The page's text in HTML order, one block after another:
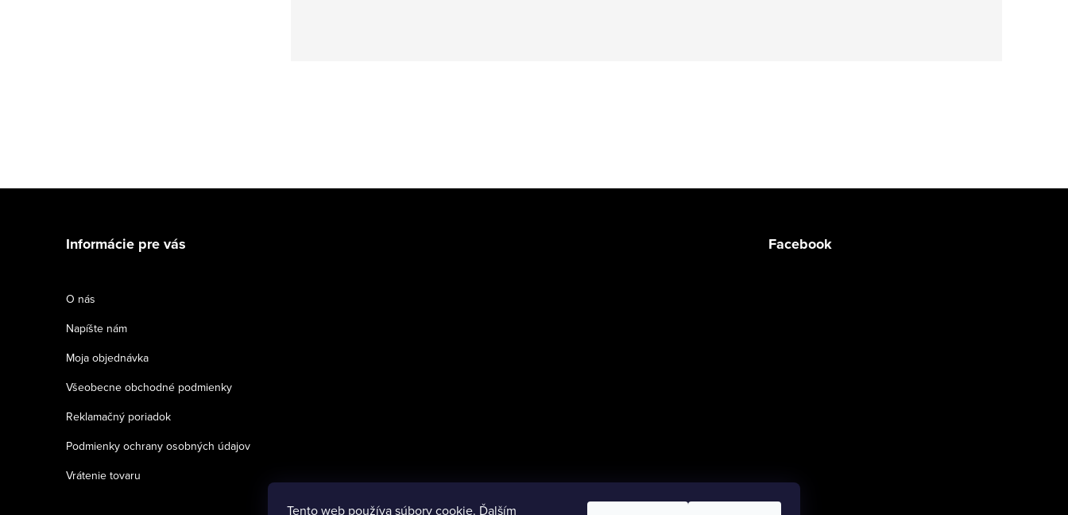
Tento web používa súbory cookie. Ďalším
Informácie pre vás
O nás
Napíšte nám
Moja objednávka
Všeobecne obchodné podmienky
Reklamačný poriadok
Podmienky ochrany osobných údajov
Vrátenie tovaru
Facebook